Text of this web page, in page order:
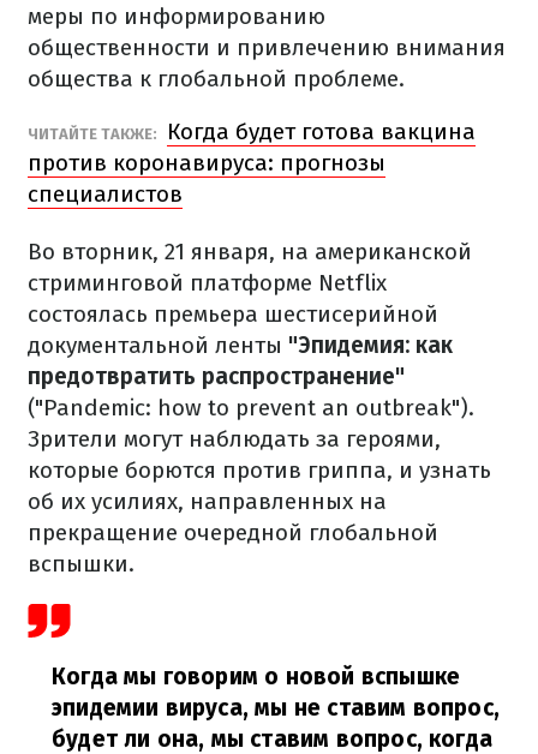
меры по информированию
общественности и привлечению внимания
общества к глобальной проблеме.
ЧИТАЙТЕ ТАКЖЕ:
Когда будет готова вакцина
против коронавируса: прогнозы
специалистов
Во вторник, 21 января, на американской
стриминговой платформе Netflix
состоялась премьера шестисерийной
документальной ленты "Эпидемия: как
предотвратить распространение"
("Pandemic: how to prevent an outbreak").
Зрители могут наблюдать за героями,
которые борются против гриппа, и узнать
об их усилиях, направленных на
прекращение очередной глобальной
вспышки.
Когда мы говорим о новой вспышке
эпидемии вируса, мы не ставим вопрос,
будет ли она, мы ставим вопрос, когда